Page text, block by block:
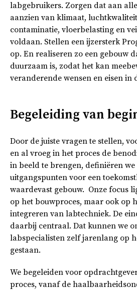
labgebruikers. Zorgen dat aan
aanzien van klimaat,
contaminatie, vloerbelasting en
voldaan. Stellen een ijzersterk
op. En realiseren zo een gebouw
duurzaam is, zodat het kan
veranderende wensen en eisen in
Begeleiding van
Door de juiste vragen te stellen,
en al vroeg in het proces de
in beeld te brengen, definiëren we
uitgangspunten voor een
waardevast gebouw. Onze focus
op het bouwproces, maar ook op
integreren van labtechniek. De
daarbij centraal. Dat kunnen we
labspecialisten zelf jarenlang op
gestaan.
We begeleiden voor
proces, vanaf de